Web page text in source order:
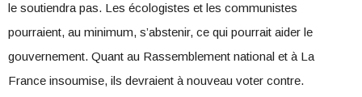
le soutiendra pas. Les écologistes et les communistes
pourraient, au minimum, s’abstenir, ce qui pourrait aider le
gouvernement. Quant au Rassemblement national et à La
France insoumise, ils devraient à nouveau voter contre.